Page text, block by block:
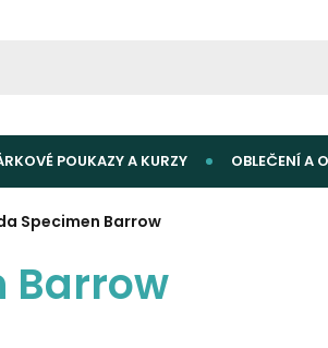
POUKAZY A KURZY OBLEČENÍ A
Specimen Barrow
Barrow